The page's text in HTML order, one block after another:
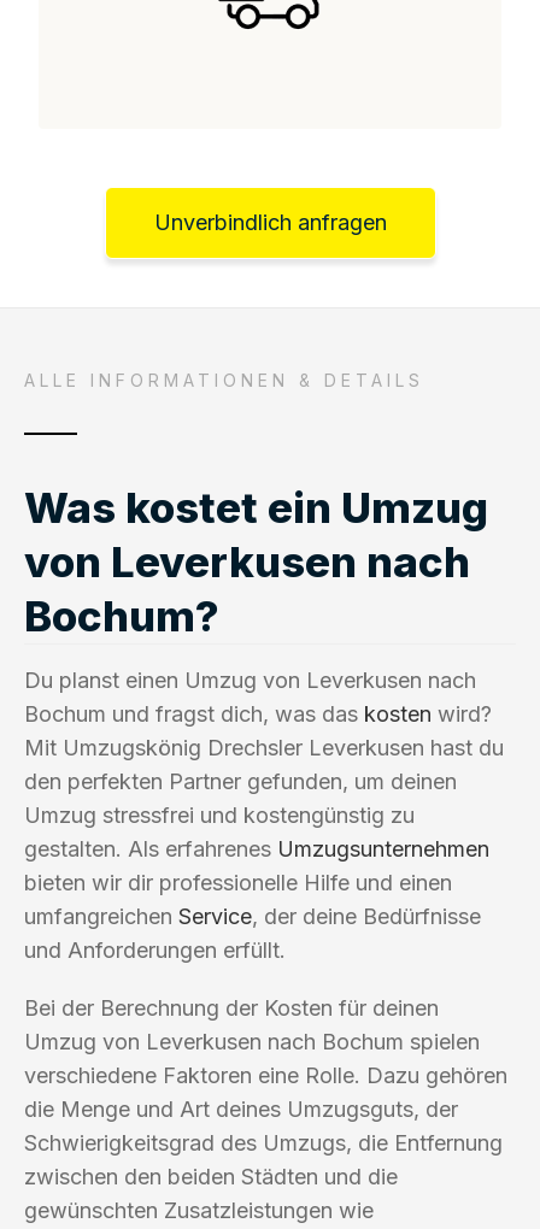
Unverbindlich anfragen
ALLE INFORMATIONEN & DETAILS
Was kostet ein Umzug
von Leverkusen nach
Bochum?
Du planst einen Umzug von Leverkusen nach
Bochum und fragst dich, was das kosten wird?
Mit Umzugskönig Drechsler Leverkusen hast du
den perfekten Partner gefunden, um deinen
Umzug stressfrei und kostengünstig zu
gestalten. Als erfahrenes Umzugsunternehmen
bieten wir dir professionelle Hilfe und einen
umfangreichen Service, der deine Bedürfnisse
und Anforderungen erfüllt.
Bei der Berechnung der Kosten für deinen
Umzug von Leverkusen nach Bochum spielen
verschiedene Faktoren eine Rolle. Dazu gehören
die Menge und Art deines Umzugsguts, der
Schwierigkeitsgrad des Umzugs, die Entfernung
zwischen den beiden Städten und die
gewünschten Zusatzleistungen wie